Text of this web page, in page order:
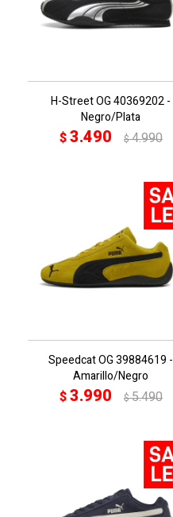
H-Street OG 40369202 -
Negro/Plata
$3.490 $4.990
Speedcat OG 39884619 -
Amarillo/Negro
$3.990 $5.490